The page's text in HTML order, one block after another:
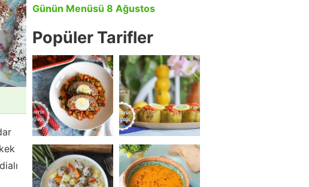
Günün Menüsü 8 Ağustos
Popüler Tarifler